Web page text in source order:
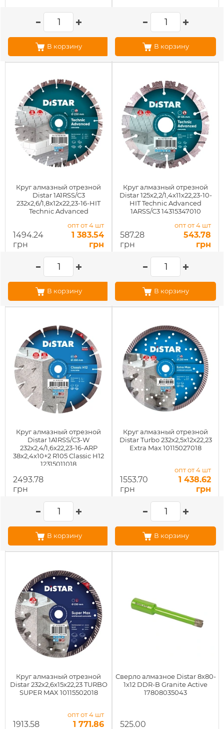
В корзину В корзину
Круг алмазный отрезной
Distar 1A1RSS/C3
232x2,6/1,8x12x22,23-16-HIT
Technic Advanced
1494.24
грн
опт от 4 шт
1 383.54
грн
В корзину
Круг алмазный отрезной
Distar 125x2,2/1,4x11x22,23-10-
HIT Technic Advanced
1ARSS/C3 14315347010
587.28
грн
опт от 4 шт
543.78
грн
В корзину
Круг алмазный отрезной
Distar 1A1RSS/C3-W
232x2,4/1,6x22,23-16-ARP
38x2,4x10+2 R105 Classic H12
12315011018
2493.78
грн
В корзину
Круг алмазный отрезной
Distar Turbo 232x2,5x12x22,23
Extra Max 10115027018
1553.70
грн
опт от 4 шт
1 438.62
грн
В корзину
Круг алмазный отрезной
Distar 232х2,6х15х22,23 TURBO
SUPER MAX 10115502018
1913.58
опт от 4 шт
1 771.86
Сверло алмазное Distar 8х80-
1х12 DDR-B Granite Active
17808035043
525.00